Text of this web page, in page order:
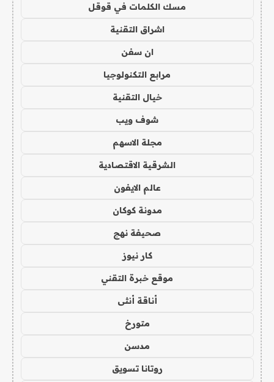
مسك الكلمات في قوقل
اشراق التقنية
ان سفن
مرابع التكنولوجيا
خيال التقنية
شوف ويب
مجلة الاسهم
الشرقية الاقتصادية
عالم الايفون
مدونة كوكان
صحيفة نهج
كار نيوز
موقع خبرة التقني
أناقة أنثى
متورخ
مدسن
روتانا تسويق